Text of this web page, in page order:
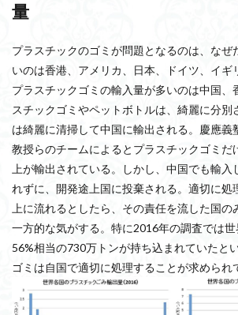
量
プラスチックのゴミが問題となるのは、なぜ
いのは香港、アメリカ、日本、ドイツ、イギ
プラスチックゴミの輸入量が多いのは中国、
スチックゴミやペットボトルは、綺麗に分別
は綺麗に清掃して中国に輸出される。慶應義
教授らのチームによるとプラスチックゴミだ
上が輸出されている。しかし、中国でも輸入
れずに、開発途上国に投棄される。適切に処
上に流れるとしたら、その責任を流した国の
一方的な気がする。特に2016年の調査では
56%相当の730万トンが持ち込まれていたと
ゴミは自国で適切に処理することが求められ